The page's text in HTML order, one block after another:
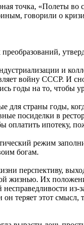
точка, «Полеты во
говорили о
и
войну СССР. И
годы на то, чтобы
для страны годы,
посиделки в
ипотеку,
режим
богам.
перспективу,
жизнью. Их
из-
теряет этот смысл,